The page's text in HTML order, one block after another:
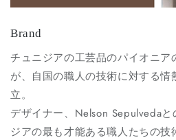
Brand
チュニジアの工芸品のパイオニア
が、自国の職人の技術に対する情
立。
デザイナー、Nelson Sepulveda
ジアの最も才能ある職人たちの技